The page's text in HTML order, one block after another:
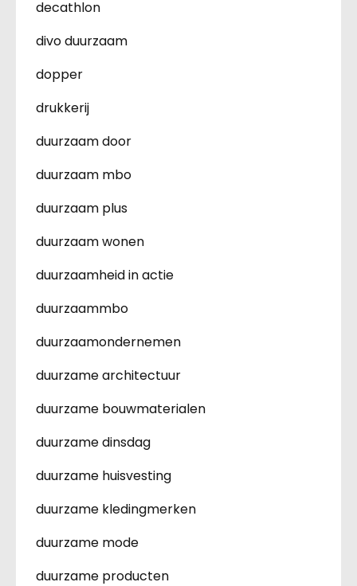
decathlon
divo duurzaam
dopper
drukkerij
duurzaam door
duurzaam mbo
duurzaam plus
duurzaam wonen
duurzaamheid in actie
duurzaammbo
duurzaamondernemen
duurzame architectuur
duurzame bouwmaterialen
duurzame dinsdag
duurzame huisvesting
duurzame kledingmerken
duurzame mode
duurzame producten